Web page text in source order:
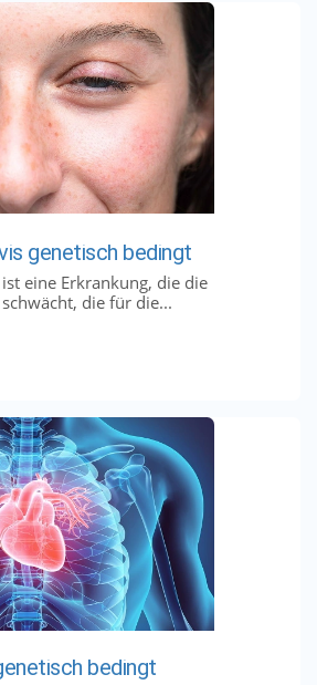
genetisch bedingt
eine Erkrankung, die die
die für die...
bedingt